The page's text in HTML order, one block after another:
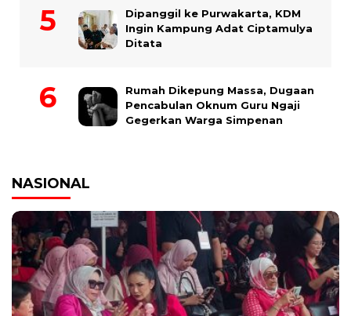
Dipanggil ke Purwakarta, KDM
Ingin Kampung Adat Ciptamulya
Ditata
Rumah Dikepung Massa, Dugaan
Pencabulan Oknum Guru Ngaji
Gegerkan Warga Simpenan
NASIONAL